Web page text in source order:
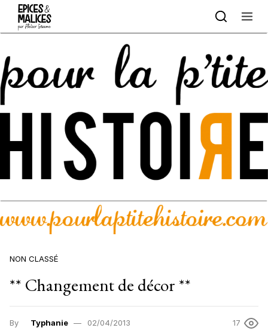
Skip to content
NON CLASSÉ
** Changement de décor **
By Typhanie 02/04/2013 17